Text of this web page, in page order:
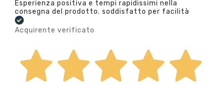
Esperienza positiva e tempi rapidissimi nella
consegna del prodotto. soddisfatto per facilità
Acquirente verificato